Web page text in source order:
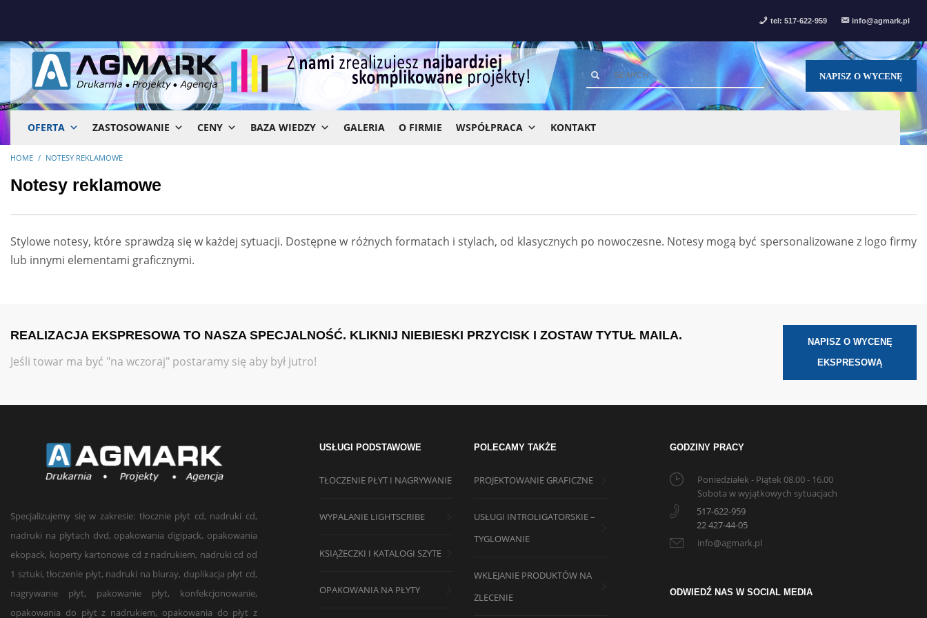
tel: 517-622-959 info@agmark.pl
NAPISZ O WYCENĘ
OFERTA ZASTOSOWANIE CENY BAZA WIEDZY GALERIA O FIRMIE WSPÓŁPRACA KONTAKT
HOME NOTESY REKLAMOWE
Notesy reklamowe
Stylowe notesy, które sprawdzą się w każdej sytuacji. Dostępne w różnych formatach i stylach, od klasycznych po nowoczesne. Notesy mogą być spersonalizowane z logo firmy
lub innymi elementami graficznymi.
REALIZACJA EKSPRESOWA TO NASZA SPECJALNOŚĆ. KLIKNIJ NIEBIESKI PRZYCISK I ZOSTAW TYTUŁ MAILA.
Jeśli towar ma być "na wczoraj" postaramy się aby był jutro!
NAPISZ O WYCENĘ
EKSPRESOWĄ
Specjalizujemy się w zakresie: tłocznie płyt cd, nadruki cd,
nadruki na płytach dvd, opakowania digipack, opakowania
ekopack, koperty kartonowe cd z nadrukiem, nadruki cd od
1 sztuki, tłoczenie płyt, nadruki na bluray, duplikacja płyt cd,
nagrywanie płyt, pakowanie płyt, konfekcjonowanie,
opakowania do płyt z nadrukiem, opakowania do płyt z
USŁUGI PODSTAWOWE
TŁOCZENIE PŁYT I NAGRYWANIE
WYPALANIE LIGHTSCRIBE
KSIĄŻECZKI I KATALOGI SZYTE
OPAKOWANIA NA PŁYTY
POLECAMY TAKŻE
PROJEKTOWANIE GRAFICZNE
USŁUGI INTROLIGATORSKIE –
TYGLOWANIE
WKLEJANIE PRODUKTÓW NA
ZLECENIE
GODZINY PRACY
Poniedziałek - Piątek 08.00 - 16.00
Sobota w wyjątkowych sytuacjach
517-622-959
22 427-44-05
info@agmark.pl
ODWIEDŹ NAS W SOCIAL MEDIA